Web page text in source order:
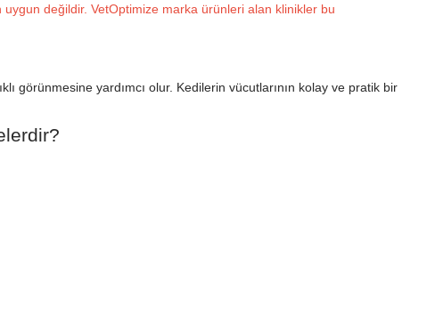
uygun değildir. VetOptimize marka ürünleri alan klinikler bu
görünmesine yardımcı olur. Kedilerin vücutlarının kolay ve pratik bir